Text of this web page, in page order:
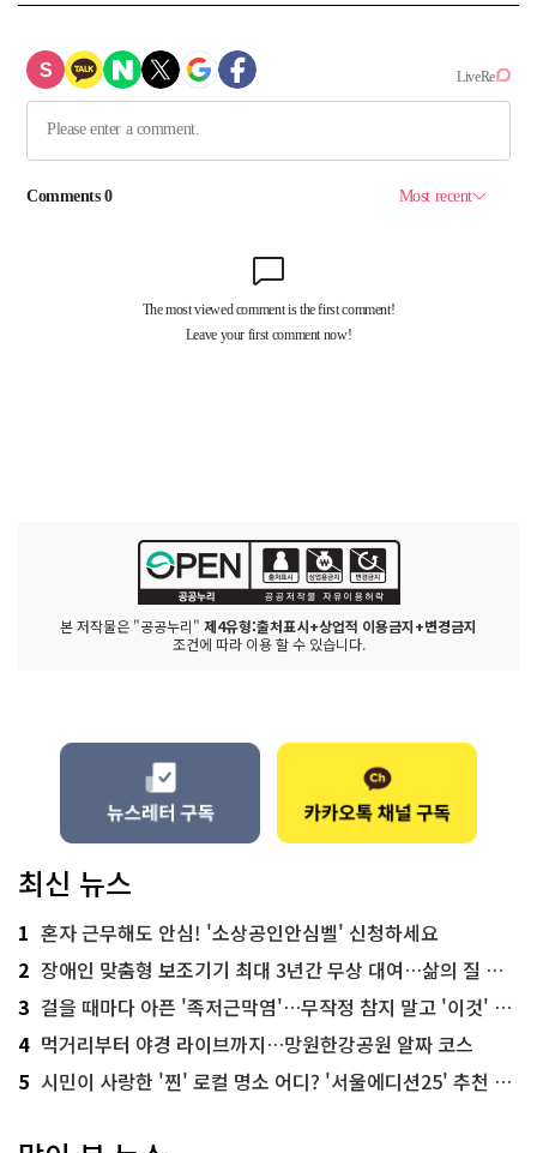
본 저작물은 "공공누리" 제4유형:출처표시+상업적 이용금지+변경금지
조건에 따라 이용 할 수 있습니다.
최신 뉴스
1 혼자 근무해도 안심! '소상공인안심벨' 신청하세요
2 장애인 맞춤형 보조기기 최대 3년간 무상 대여…삶의 질 높인다
3 걸을 때마다 아픈 '족저근막염'…무작정 참지 말고 '이것' 해보세요!
4 먹거리부터 야경 라이브까지…망원한강공원 알짜 코스
5 시민이 사랑한 '찐' 로컬 명소 어디? '서울에디션25' 추천 코스